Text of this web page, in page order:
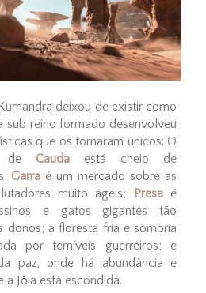
deixou de existir como
sub reino formado desenvolveu
que os tornaram únicos: O
de Cauda está cheio de
Garra é um mercado sobre as
muito ágeis;
Presa é
e gatos gigantes tão
donos; a floresta fria e sombria
por temíveis guerreiros; e
paz, onde há abundância e
a Jóia está escondida.